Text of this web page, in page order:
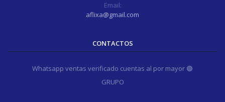
Email:
aflixa@gmail.com
CONTACTOS
Whatsapp ventas verificado cuentas al por mayor 🟢
GRUPO